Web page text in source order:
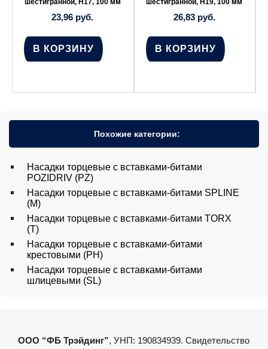
шестигранной, Н17, 100 мм
23,96 руб.
В КОРЗИНУ
шестигранной, Н19, 100 мм
26,83 руб.
В КОРЗИНУ
Похожие категории:
Насадки торцевые с вставками-битами
POZIDRIV (PZ)
Насадки торцевые с вставками-битами SPLINE
(M)
Насадки торцевые с вставками-битами TORX
(T)
Насадки торцевые с вставками-битами
крестовыми (PH)
Насадки торцевые с вставками-битами
шлицевыми (SL)
ООО “ФБ Трэйдинг”, УНП: 190834939. Свидетельство